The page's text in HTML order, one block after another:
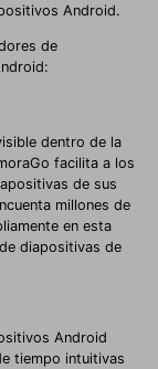
Android.
de
dentro de la
facilita a los
de sus
millones de
en esta
diapositivas de
Android
tiempo intuitivas